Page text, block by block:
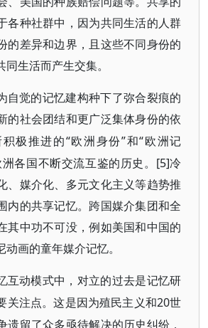
各种社群中，因为共同生活的人群
的差异和边界，且这些不同身份的
生活而产生交集。
自觉的记忆建构种下了弥合裂痕的
的社会团结和更广泛集体身份的依
极推进的“欧洲身份”和“欧洲记
各国不断交流互鉴的历史。[5]冷
、媒介化、多元文化主义等趋势推
内的共享记忆。跨国媒介集团和全
其中功不可没，例如美国和中国的
画的童年媒介记忆。
互动模式中，对立的过去是记忆研
关注点。这是因为殖民主义和20世
遗留了众多亟待解决的历史纠纷，